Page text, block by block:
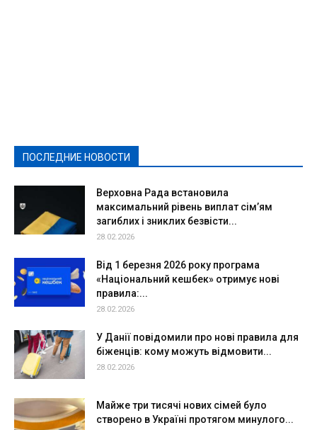
ПОСЛЕДНИЕ НОВОСТИ
Верховна Рада встановила
максимальний рівень виплат сім’ям
загиблих і зниклих безвісти...
28.02.2026
Від 1 березня 2026 року програма
«Національний кешбек» отримує нові
правила:...
28.02.2026
У Данії повідомили про нові правила для
біженців: кому можуть відмовити...
28.02.2026
Майже три тисячі нових сімей було
створено в Україні протягом минулого...